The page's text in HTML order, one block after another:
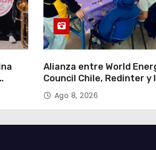
Alianza entre World
Council Chile, Redinter y
UAI llevó el programa Kids
Energy a Arica y Pozo
Ago 8, 2026